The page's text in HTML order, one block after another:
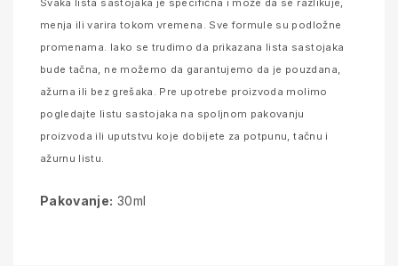
Svaka lista sastojaka je specifična i može da se razlikuje,
menja ili varira tokom vremena. Sve formule su podložne
promenama. Iako se trudimo da prikazana lista sastojaka
bude tačna, ne možemo da garantujemo da je pouzdana,
ažurna ili bez grešaka. Pre upotrebe proizvoda molimo
pogledajte listu sastojaka na spoljnom pakovanju
proizvoda ili uputstvu koje dobijete za potpunu, tačnu i
ažurnu listu.
Pakovanje: 30ml